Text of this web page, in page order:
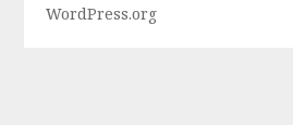
WordPress.org